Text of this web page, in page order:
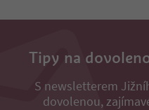
Tipy na
S newsletterem
dovolenou,